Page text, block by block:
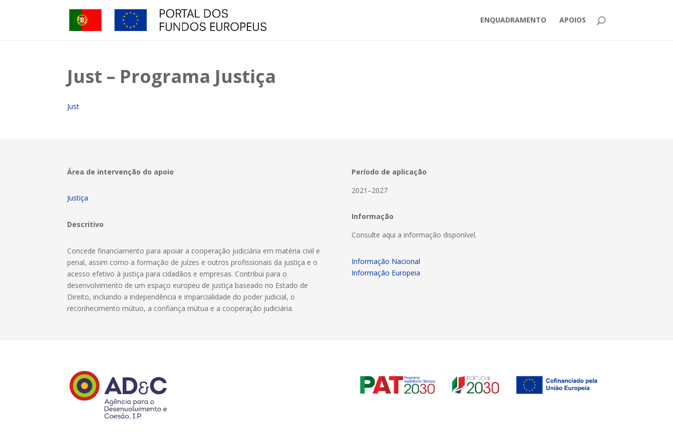
ENQUADRAMENTO APOIOS
Just – Programa Justiça
Just
Área de intervenção do apoio
Justiça
Descritivo
Concede financiamento para apoiar a cooperação judiciária em matéria civil e
penal, assim como a formação de juízes e outros profissionais da justiça e o
acesso efetivo à justiça para cidadãos e empresas. Contribui para o
desenvolvimento de um espaço europeu de justiça baseado no Estado de
Direito, incluindo a independência e imparcialidade do poder judicial, o
reconhecimento mútuo, a confiança mútua e a cooperação judiciária.
Período de aplicação
2021–2027
Informação
Consulte aqui a informação disponível.
Informação Nacional
Informação Europeia